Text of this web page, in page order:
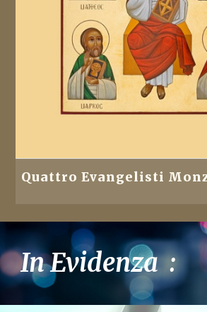
Quattro Evangelisti
In Evidenza :